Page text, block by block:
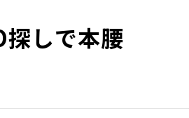
探しで本腰